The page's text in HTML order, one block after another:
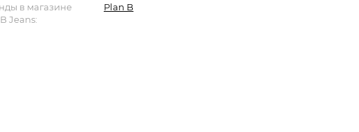
в магазине
Jeans:
Plan B